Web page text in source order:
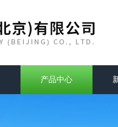
产品中心